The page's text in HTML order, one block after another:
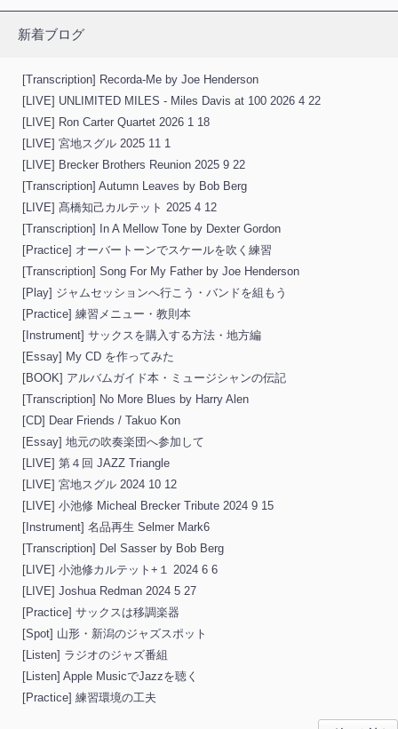
新着ブログ
[Transcription] Recorda-Me by Joe Henderson
[LIVE] UNLIMITED MILES - Miles Davis at 100 2026 4 22
[LIVE] Ron Carter Quartet 2026 1 18
[LIVE] 宮地スグル 2025 11 1
[LIVE] Brecker Brothers Reunion 2025 9 22
[Transcription] Autumn Leaves by Bob Berg
[LIVE] 髙橋知己カルテット 2025 4 12
[Transcription] In A Mellow Tone by Dexter Gordon
[Practice] オーバートーンでスケールを吹く練習
[Transcription] Song For My Father by Joe Henderson
[Play] ジャムセッションへ行こう・バンドを組もう
[Practice] 練習メニュー・教則本
[Instrument] サックスを購入する方法・地方編
[Essay] My CD を作ってみた
[BOOK] アルバムガイド本・ミュージシャンの伝記
[Transcription] No More Blues by Harry Alen
[CD] Dear Friends / Takuo Kon
[Essay] 地元の吹奏楽団へ参加して
[LIVE] 第４回 JAZZ Triangle
[LIVE] 宮地スグル 2024 10 12
[LIVE] 小池修 Micheal Brecker Tribute 2024 9 15
[Instrument] 名品再生 Selmer Mark6
[Transcription] Del Sasser by Bob Berg
[LIVE] 小池修カルテット+１ 2024 6 6
[LIVE] Joshua Redman 2024 5 27
[Practice] サックスは移調楽器
[Spot] 山形・新潟のジャズスポット
[Listen] ラジオのジャズ番組
[Listen] Apple MusicでJazzを聴く
[Practice] 練習環境の工夫